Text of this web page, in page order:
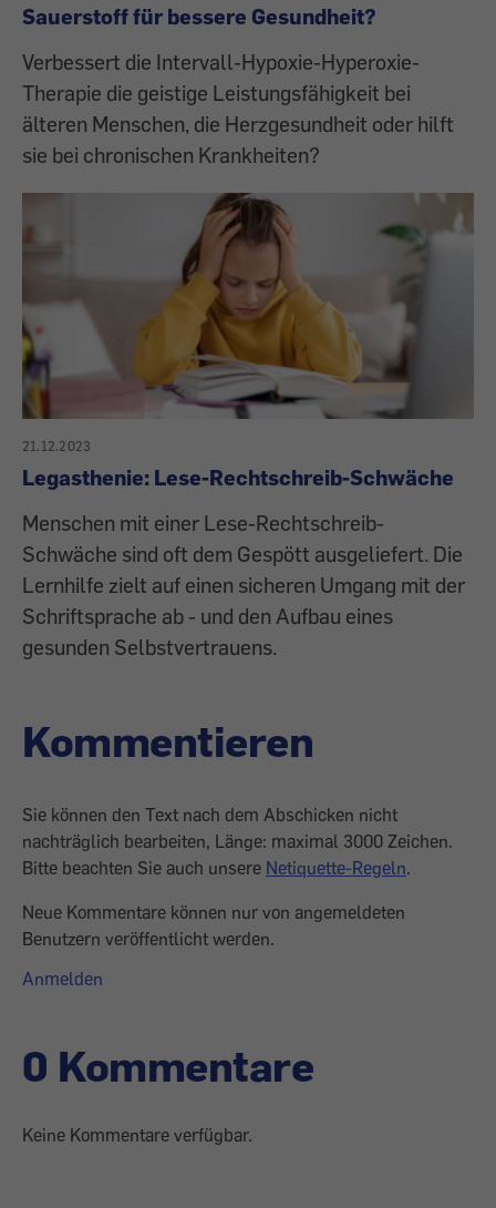
Sauerstoff für bessere Gesundheit?
Verbessert die Intervall-Hypoxie-Hyperoxie-
Therapie die geistige Leistungsfähigkeit bei
älteren Menschen, die Herzgesundheit oder hilft
sie bei chronischen Krankheiten?
21.12.2023
Legasthenie: Lese-Rechtschreib-Schwäche
Menschen mit einer Lese-Rechtschreib-
Schwäche sind oft dem Gespött ausgeliefert. Die
Lernhilfe zielt auf einen sicheren Umgang mit der
Schriftsprache ab - und den Aufbau eines
gesunden Selbstvertrauens.
Kommentieren
Sie können den Text nach dem Abschicken nicht
nachträglich bearbeiten, Länge: maximal 3000 Zeichen.
Bitte beachten Sie auch unsere Netiquette-Regeln.
Neue Kommentare können nur von angemeldeten
Benutzern veröffentlicht werden.
Anmelden
0 Kommentare
Keine Kommentare verfügbar.